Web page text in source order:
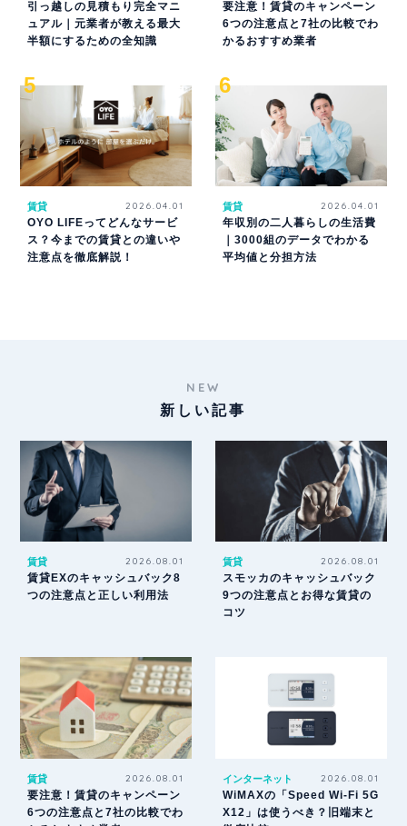
引っ越しの見積もり完全マニ
ュアル｜元業者が教える最大
半額にするための全知識
要注意！賃貸のキャンペーン
6つの注意点と7社の比較でわ
かるおすすめ業者
賃貸 2026.04.01
OYO LIFEってどんなサービ
ス？今までの賃貸との違いや
注意点を徹底解説！
賃貸 2026.04.01
年収別の二人暮らしの生活費
｜3000組のデータでわかる
平均値と分担方法
NEW
新しい記事
賃貸 2026.08.01
賃貸EXのキャッシュバック8
つの注意点と正しい利用法
賃貸 2026.08.01
スモッカのキャッシュバック
9つの注意点とお得な賃貸の
コツ
賃貸 2026.08.01
要注意！賃貸のキャンペーン
6つの注意点と7社の比較でわ
インターネット 2026.08.01
WiMAXの「Speed Wi-Fi 5G
X12」は使うべき？旧端末と